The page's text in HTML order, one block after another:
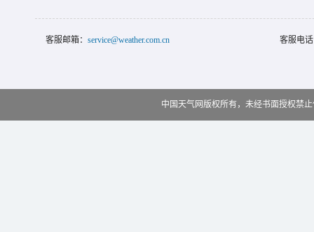
客服邮箱： service@weather.com.cn 客服电
中国天气网版权所有，未经书面授权